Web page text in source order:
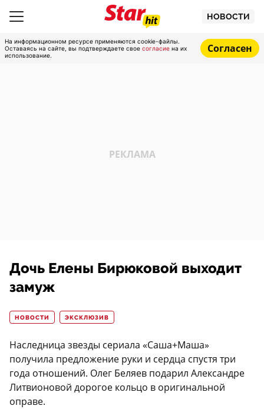
НОВОСТИ
На информационном ресурсе применяются cookie-файлы.
Оставаясь на сайте, вы подтверждаете свое согласие на их
использование.
Согласен
Дочь Елены Бирюковой выходит
замуж
НОВОСТИ ЭКСКЛЮЗИВ
Наследница звезды сериала «Саша+Маша»
получила предложение руки и сердца спустя три
года отношений. Олег Беляев подарил Александре
Литвионовой дорогое кольцо в оригинальной
оправе.